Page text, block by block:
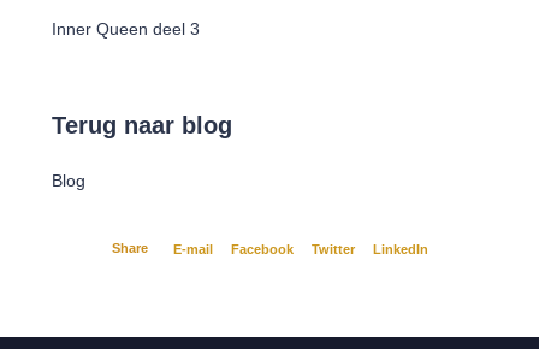
Inner Queen deel 3
Terug naar blog
Blog
Share E-mail Facebook Twitter LinkedIn